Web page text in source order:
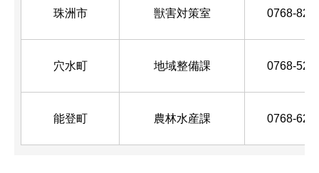
珠洲市 獣害対策室 0768-82-
穴水町 地域整備課 0768-52-
能登町 農林水産課 0768-62-